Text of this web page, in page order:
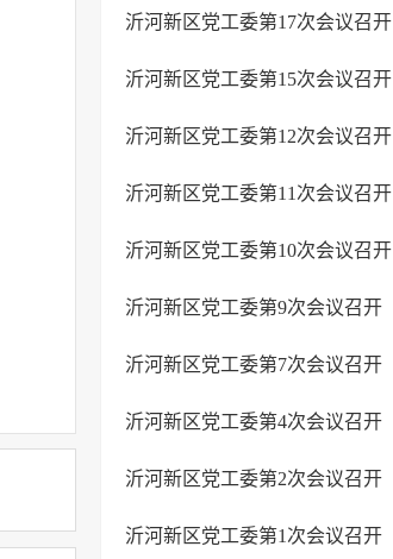
沂河新区党工委第17次会议召开
沂河新区党工委第15次会议召开
沂河新区党工委第12次会议召开
沂河新区党工委第11次会议召开
沂河新区党工委第10次会议召开
沂河新区党工委第9次会议召开
沂河新区党工委第7次会议召开
沂河新区党工委第4次会议召开
沂河新区党工委第2次会议召开
沂河新区党工委第1次会议召开